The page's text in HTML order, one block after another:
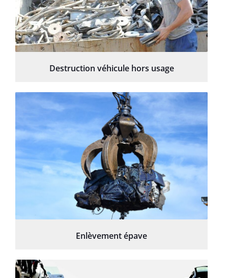
Destruction véhicule hors usage
Enlèvement épave